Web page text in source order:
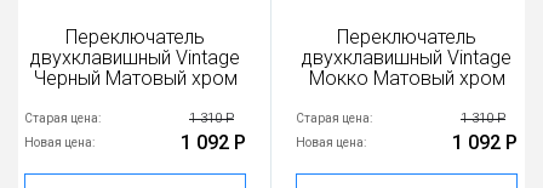
Переключатель
двухклавишный Vintage
Черный Матовый хром
Старая цена: 1 310 Р
Новая цена: 1 092 Р
Переключатель
двухклавишный Vintage
Мокко Матовый хром
Старая цена: 1 310 Р
Новая цена: 1 092 Р